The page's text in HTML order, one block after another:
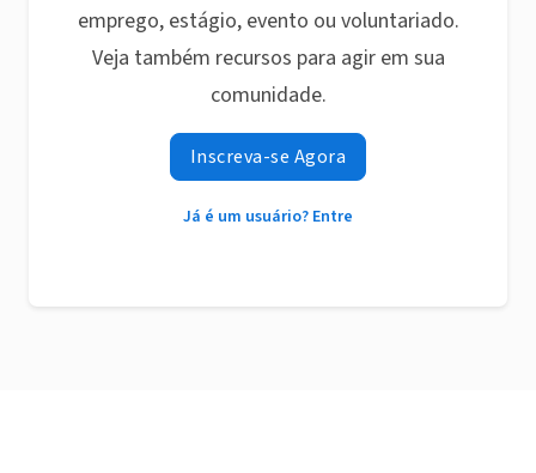
emprego, estágio, evento ou voluntariado.
Veja também recursos para agir em sua
comunidade.
Inscreva-se Agora
Já é um usuário? Entre